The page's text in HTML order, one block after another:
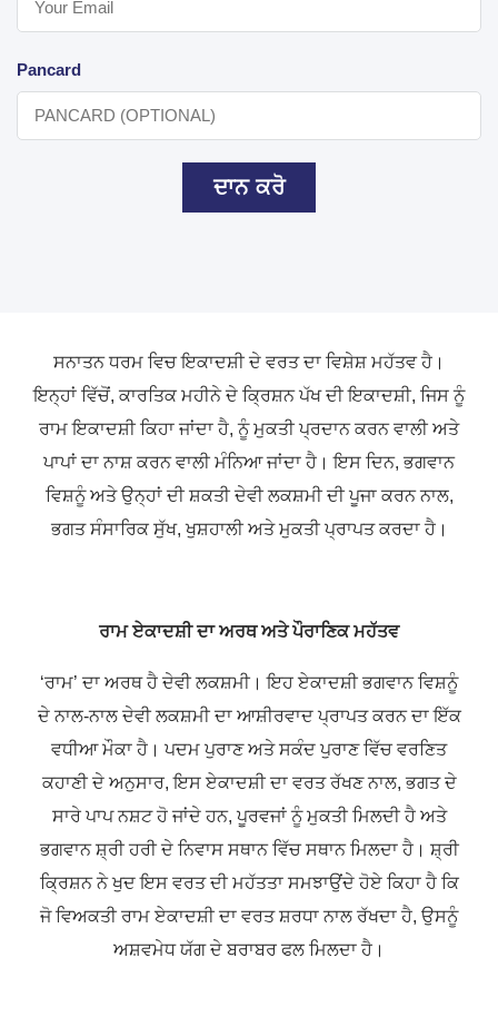
Pancard
ਦਾਨ ਕਰੋ
ਸਨਾਤਨ ਧਰਮ ਵਿਚ ਇਕਾਦਸ਼ੀ ਦੇ ਵਰਤ ਦਾ ਵਿਸ਼ੇਸ਼ ਮਹੱਤਵ ਹੈ।
ਇਨ੍ਹਾਂ ਵਿੱਚੋਂ, ਕਾਰਤਿਕ ਮਹੀਨੇ ਦੇ ਕ੍ਰਿਸ਼ਨ ਪੱਖ ਦੀ ਇਕਾਦਸ਼ੀ, ਜਿਸ ਨੂੰ
ਰਾਮ ਇਕਾਦਸ਼ੀ ਕਿਹਾ ਜਾਂਦਾ ਹੈ, ਨੂੰ ਮੁਕਤੀ ਪ੍ਰਦਾਨ ਕਰਨ ਵਾਲੀ ਅਤੇ
ਪਾਪਾਂ ਦਾ ਨਾਸ਼ ਕਰਨ ਵਾਲੀ ਮੰਨਿਆ ਜਾਂਦਾ ਹੈ। ਇਸ ਦਿਨ, ਭਗਵਾਨ
ਵਿਸ਼ਨੂੰ ਅਤੇ ਉਨ੍ਹਾਂ ਦੀ ਸ਼ਕਤੀ ਦੇਵੀ ਲਕਸ਼ਮੀ ਦੀ ਪੂਜਾ ਕਰਨ ਨਾਲ,
ਭਗਤ ਸੰਸਾਰਿਕ ਸੁੱਖ, ਖੁਸ਼ਹਾਲੀ ਅਤੇ ਮੁਕਤੀ ਪ੍ਰਾਪਤ ਕਰਦਾ ਹੈ।
ਰਾਮ ਏਕਾਦਸ਼ੀ ਦਾ ਅਰਥ ਅਤੇ ਪੌਰਾਣਿਕ ਮਹੱਤਵ
‘ਰਾਮ’ ਦਾ ਅਰਥ ਹੈ ਦੇਵੀ ਲਕਸ਼ਮੀ। ਇਹ ਏਕਾਦਸ਼ੀ ਭਗਵਾਨ ਵਿਸ਼ਨੂੰ
ਦੇ ਨਾਲ-ਨਾਲ ਦੇਵੀ ਲਕਸ਼ਮੀ ਦਾ ਆਸ਼ੀਰਵਾਦ ਪ੍ਰਾਪਤ ਕਰਨ ਦਾ ਇੱਕ
ਵਧੀਆ ਮੌਕਾ ਹੈ। ਪਦਮ ਪੁਰਾਣ ਅਤੇ ਸਕੰਦ ਪੁਰਾਣ ਵਿੱਚ ਵਰਣਿਤ
ਕਹਾਣੀ ਦੇ ਅਨੁਸਾਰ, ਇਸ ਏਕਾਦਸ਼ੀ ਦਾ ਵਰਤ ਰੱਖਣ ਨਾਲ, ਭਗਤ ਦੇ
ਸਾਰੇ ਪਾਪ ਨਸ਼ਟ ਹੋ ਜਾਂਦੇ ਹਨ, ਪੂਰਵਜਾਂ ਨੂੰ ਮੁਕਤੀ ਮਿਲਦੀ ਹੈ ਅਤੇ
ਭਗਵਾਨ ਸ਼੍ਰੀ ਹਰੀ ਦੇ ਨਿਵਾਸ ਸਥਾਨ ਵਿੱਚ ਸਥਾਨ ਮਿਲਦਾ ਹੈ। ਸ਼੍ਰੀ
ਕ੍ਰਿਸ਼ਨ ਨੇ ਖੁਦ ਇਸ ਵਰਤ ਦੀ ਮਹੱਤਤਾ ਸਮਝਾਉਂਦੇ ਹੋਏ ਕਿਹਾ ਹੈ ਕਿ
ਜੋ ਵਿਅਕਤੀ ਰਾਮ ਏਕਾਦਸ਼ੀ ਦਾ ਵਰਤ ਸ਼ਰਧਾ ਨਾਲ ਰੱਖਦਾ ਹੈ, ਉਸਨੂੰ
ਅਸ਼ਵਮੇਧ ਯੱਗ ਦੇ ਬਰਾਬਰ ਫਲ ਮਿਲਦਾ ਹੈ।